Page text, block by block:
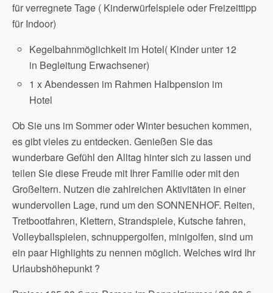
für verregnete Tage ( Kinderwürfelspiele oder Freizeittipp
für Indoor)
Kegelbahnmöglichkeit im Hotel( Kinder unter 12
in Begleitung Erwachsener)
1 x Abendessen im Rahmen Halbpension im
Hotel
Ob Sie uns im Sommer oder Winter besuchen kommen,
es gibt vieles zu entdecken. Genießen Sie das
wunderbare Gefühl den Alltag hinter sich zu lassen und
teilen Sie diese Freude mit Ihrer Familie oder mit den
Großeltern. Nutzen die zahlreichen Aktivitäten in einer
wundervollen Lage, rund um den SONNENHOF. Reiten,
Tretbootfahren, Klettern, Strandspiele, Kutsche fahren,
Volleyballspielen, schnuppergolfen, minigolfen, sind um
ein paar Highlights zu nennen möglich. Welches wird Ihr
Urlaubshöhepunkt ?